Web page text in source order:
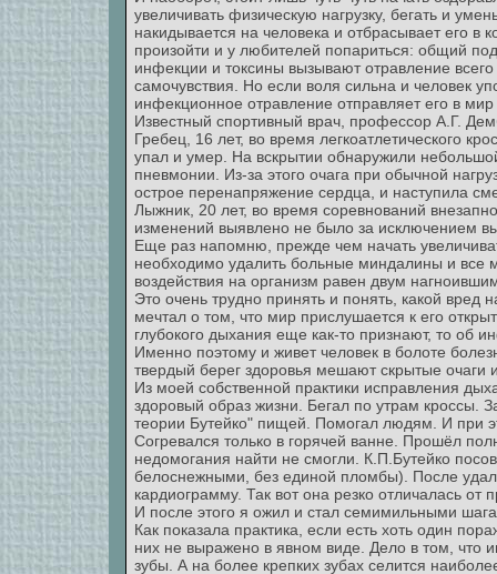
увеличивать физическую нагрузку, бегать и
накидывается на человека и отбрасывает его в
произойти и у любителей попариться: общий
инфекции и токсины вызывают отравление
самочувствия. Но если воля сильна и человек
инфекционное отравление отправляет его в
Известный спортивный врач, профессор А.Г.
Гребец, 16 лет, во время легкоатлетического
упал и умер. На вскрытии обнаружили
пневмонии. Из-за этого очага при обычной
острое перенапряжение сердца, и наступила
Лыжник, 20 лет, во время соревнований
изменений выявлено не было за исключением
Еще раз напомню, прежде чем начать
необходимо удалить больные миндалины и все
воздействия на организм равен двум
Это очень трудно принять и понять, какой
мечтал о том, что мир прислушается к его
глубокого дыхания еще как-то признают, то об
Именно поэтому и живет человек в болоте
твердый берег здоровья мешают скрытые очаги
Из моей собственной практики исправления
здоровый образ жизни. Бегал по утрам кроссы.
теории Бутейко" пищей. Помогал людям. И при
Согревался только в горячей ванне. Прошёл
недомогания найти не смогли. К.П.Бутейко
белоснежными, без единой пломбы). После
кардиограмму. Так вот она резко отличалась
И после этого я ожил и стал семимильными
Как показала практика, если есть хоть один
них не выражено в явном виде. Дело в том, что
зубы. А на более крепких зубах селится